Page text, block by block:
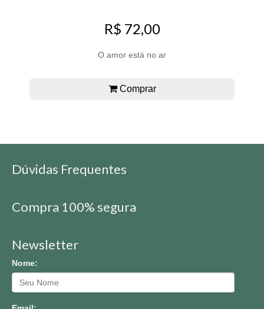
R$ 72,00
O amor está no ar
Comprar
Dúvidas Frequentes
Compra 100% segura
Newsletter
Nome: